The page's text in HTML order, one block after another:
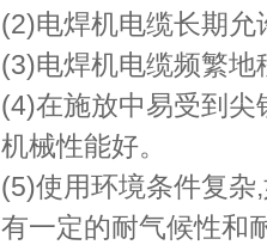
(2)电焊机电缆长期
(3)电焊机电缆频繁
(4)在施放中易受到
机械性能好。
(5)使用环境条件复
有一定的耐气候性和